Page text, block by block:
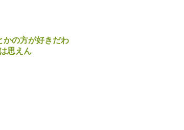
かの方が好きだわ
思えん